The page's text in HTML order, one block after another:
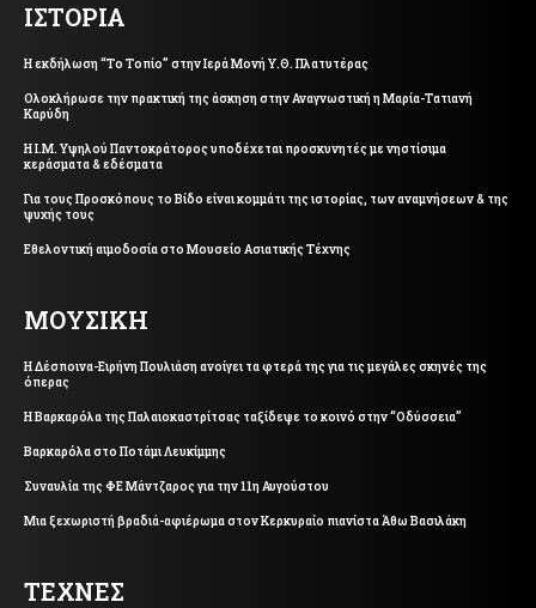
ΙΣΤΟΡΙΑ
Η εκδήλωση “Το Τοπίο” στην Ιερά Μονή Υ.Θ. Πλατυτέρας
Ολοκλήρωσε την πρακτική της άσκηση στην Αναγνωστική η Μαρία-Τατιανή
Καρύδη
Η Ι.Μ. Υψηλού Παντοκράτορος υποδέχεται προσκυνητές με νηστίσιμα
κεράσματα & εδέσματα
Για τους Προσκόπους το Βίδο είναι κομμάτι της ιστορίας, των αναμνήσεων & της
ψυχής τους
Εθελοντική αιμοδοσία στο Μουσείο Ασιατικής Τέχνης
ΜΟΥΣΙΚΗ
Η Δέσποινα-Ειρήνη Πουλιάση ανοίγει τα φτερά της για τις μεγάλες σκηνές της
όπερας
Η Βαρκαρόλα της Παλαιοκαστρίτσας ταξίδεψε το κοινό στην “Οδύσσεια”
Βαρκαρόλα στο Ποτάμι Λευκίμμης
Συναυλία της ΦΕ Μάντζαρος για την 11η Αυγούστου
Μια ξεχωριστή βραδιά-αφιέρωμα στον Κερκυραίο πιανίστα Άθω Βασιλάκη
ΤΕΧΝΕΣ